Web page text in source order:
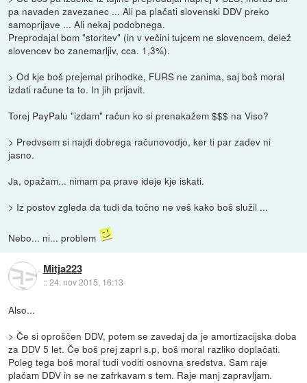
pa navaden zavezanec ... Ali pa plačati slovenski DDV preko
samoprijave ... Ali nekaj podobnega.
Preprodajal bom "storitev" (in v večini tujcem ne slovencem, delež
slovencev bo zanemarljiv, cca. 1,3%).
> Od kje boš prejemal prihodke, FURS ne zanima, saj boš moral
izdati račune ta to. In jih prijavit.
Torej PayPalu "izdam" račun ko si prenakažem $$$ na Viso?
> Predvsem si najdi dobrega računovodjo, ker ti par zadev ni
jasno.
Ja, opažam... nimam pa prave ideje kje iskati.
> Iz postov zgleda da tudi da točno ne veš kako boš služil ...
Nebo... ni... problem
Mitja223
::24. nov 2015, 16:13
Also...
> Če si oproščen DDV, potem se zavedaj da je amortizacijska doba
za DDV 5 let. Če boš prej zaprl s.p, boš moral razliko doplačati.
Poleg tega boš moral tudi voditi osnovna sredstva. Sam raje
plačam DDV in se ne zafrkavam s tem. Raje manj zapravljam.